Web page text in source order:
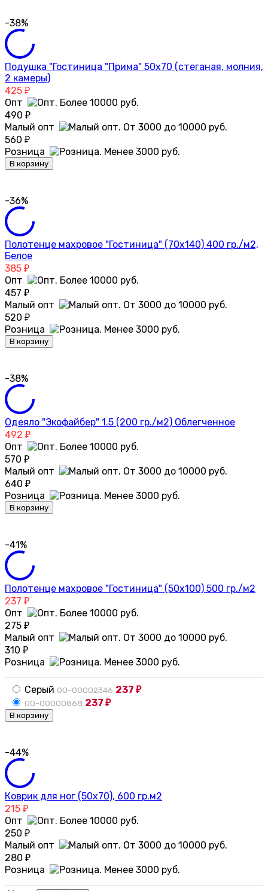
-38%
Подушка "Гостиница "Прима" 50х70 (стеганая, молния,
2 камеры)
425 ₽
Опт
490 ₽
Малый опт
560 ₽
Розница
В корзину
-36%
Полотенце махровое "Гостиница" (70х140) 400 гр./м2,
Белое
385 ₽
Опт
457 ₽
Малый опт
520 ₽
Розница
В корзину
-38%
Одеяло "Экофайбер" 1.5 (200 гр./м2) Облегченное
492 ₽
Опт
570 ₽
Малый опт
640 ₽
Розница
В корзину
-41%
Полотенце махровое "Гостиница" (50х100) 500 гр./м2
237 ₽
Опт
275 ₽
Малый опт
310 ₽
Розница
Серый 00-00002346 237 ₽
00-00000868 237 ₽
В корзину
-44%
Коврик для ног (50х70), 600 гр.м2
215 ₽
Опт
250 ₽
Малый опт
280 ₽
Розница